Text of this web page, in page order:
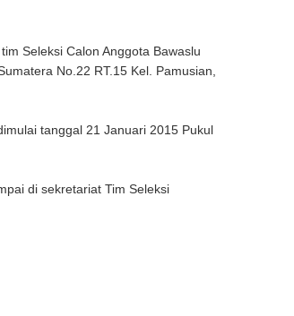
Seleksi Calon Anggota Bawaslu
No.22 RT.15 Kel. Pamusian,
tanggal 21 Januari 2015 Pukul
di sekretariat Tim Seleksi